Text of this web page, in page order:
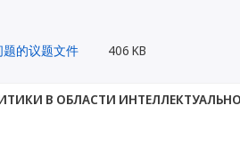
406 KB
В ОБЛАСТИ